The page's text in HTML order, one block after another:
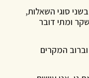
סוגי השאלות,
ומתי דובר
המקרים